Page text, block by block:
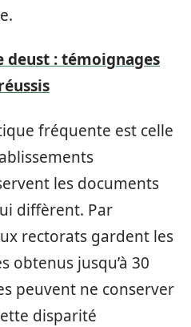
deust : témoignages
fréquente est celle
les documents
diffèrent. Par
rectorats gardent les
obtenus jusqu’à 30
peuvent ne conserver
disparité